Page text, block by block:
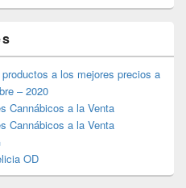
a los mejores precios a
– 2020
Cannábicos a la Venta
Cannábicos a la Venta
OD